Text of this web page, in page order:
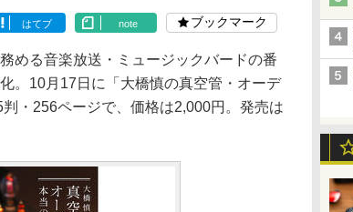
はてブ note ブックマーク
める音楽放送・ミュージックバードの番
。10月17日に「大橋慎の真空管・オーデ
・256ページで、価格は2,000円。発売は